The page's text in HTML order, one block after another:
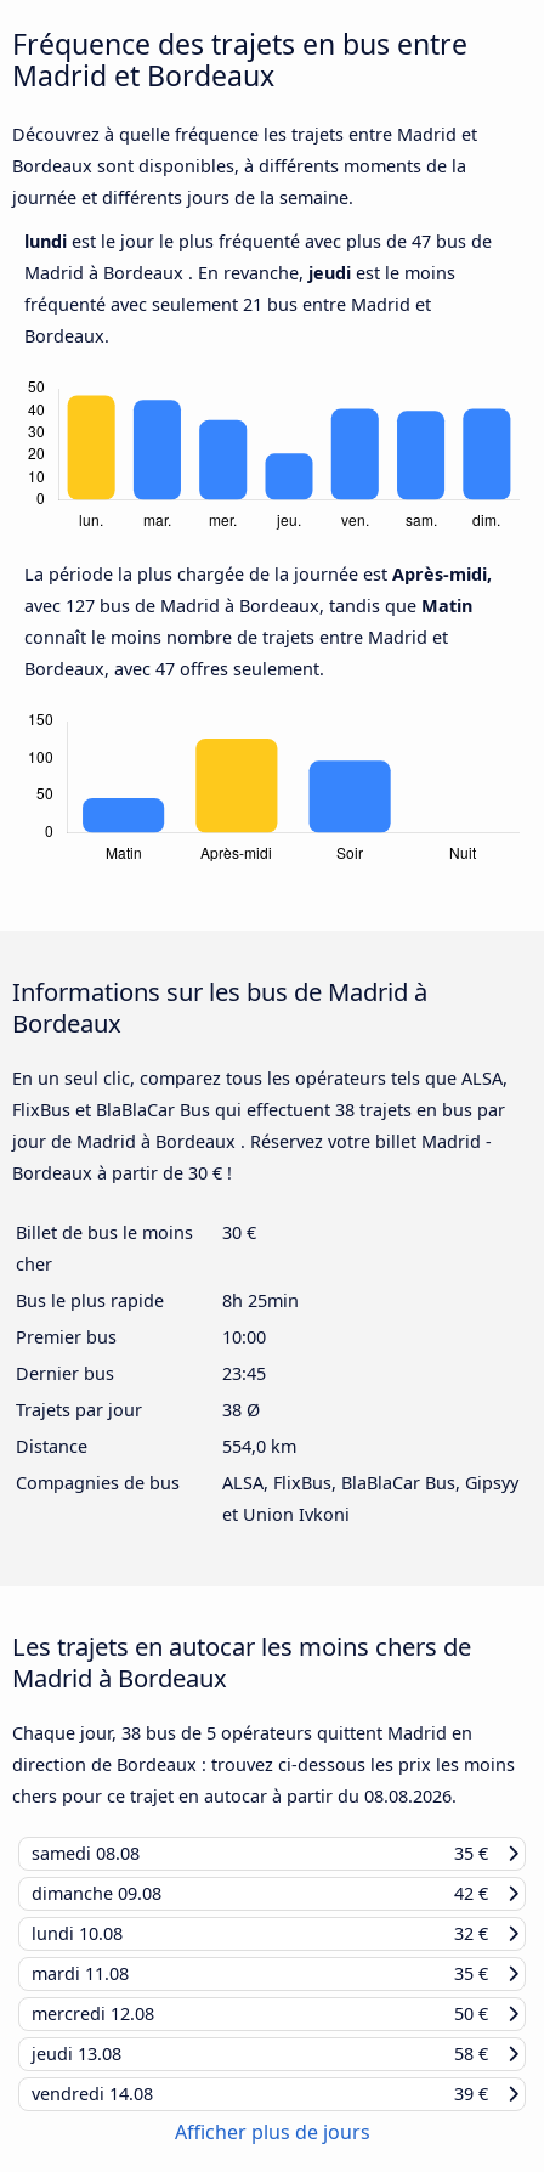
Fréquence des trajets en bus entre
Madrid et Bordeaux
Découvrez à quelle fréquence les trajets entre Madrid et
Bordeaux sont disponibles, à différents moments de la
journée et différents jours de la semaine.
lundi est le jour le plus fréquenté avec plus de 47 bus de
Madrid à Bordeaux . En revanche, jeudi est le moins
fréquenté avec seulement 21 bus entre Madrid et
Bordeaux.
La période la plus chargée de la journée est Après-midi,
avec 127 bus de Madrid à Bordeaux, tandis que Matin
connaît le moins nombre de trajets entre Madrid et
Bordeaux, avec 47 offres seulement.
Informations sur les bus de Madrid à
Bordeaux
En un seul clic, comparez tous les opérateurs tels que ALSA,
FlixBus et BlaBlaCar Bus qui effectuent 38 trajets en bus par
jour de Madrid à Bordeaux . Réservez votre billet Madrid -
Bordeaux à partir de 30 € !
Billet de bus le moins
cher
30 €
Bus le plus rapide
8h 25min
Premier bus
10:00
Dernier bus
23:45
Trajets par jour
38 Ø
Distance
554,0 km
Compagnies de bus
ALSA, FlixBus, BlaBlaCar Bus, Gipsyy
et Union Ivkoni
Les trajets en autocar les moins chers de
Madrid à Bordeaux
Chaque jour, 38 bus de 5 opérateurs quittent Madrid en
direction de Bordeaux : trouvez ci-dessous les prix les moins
chers pour ce trajet en autocar à partir du 08.08.2026.
samedi 08.08
35 €
dimanche 09.08
42 €
lundi 10.08
32 €
mardi 11.08
35 €
mercredi 12.08
50 €
jeudi 13.08
58 €
vendredi 14.08 39 €
Afficher plus de jours